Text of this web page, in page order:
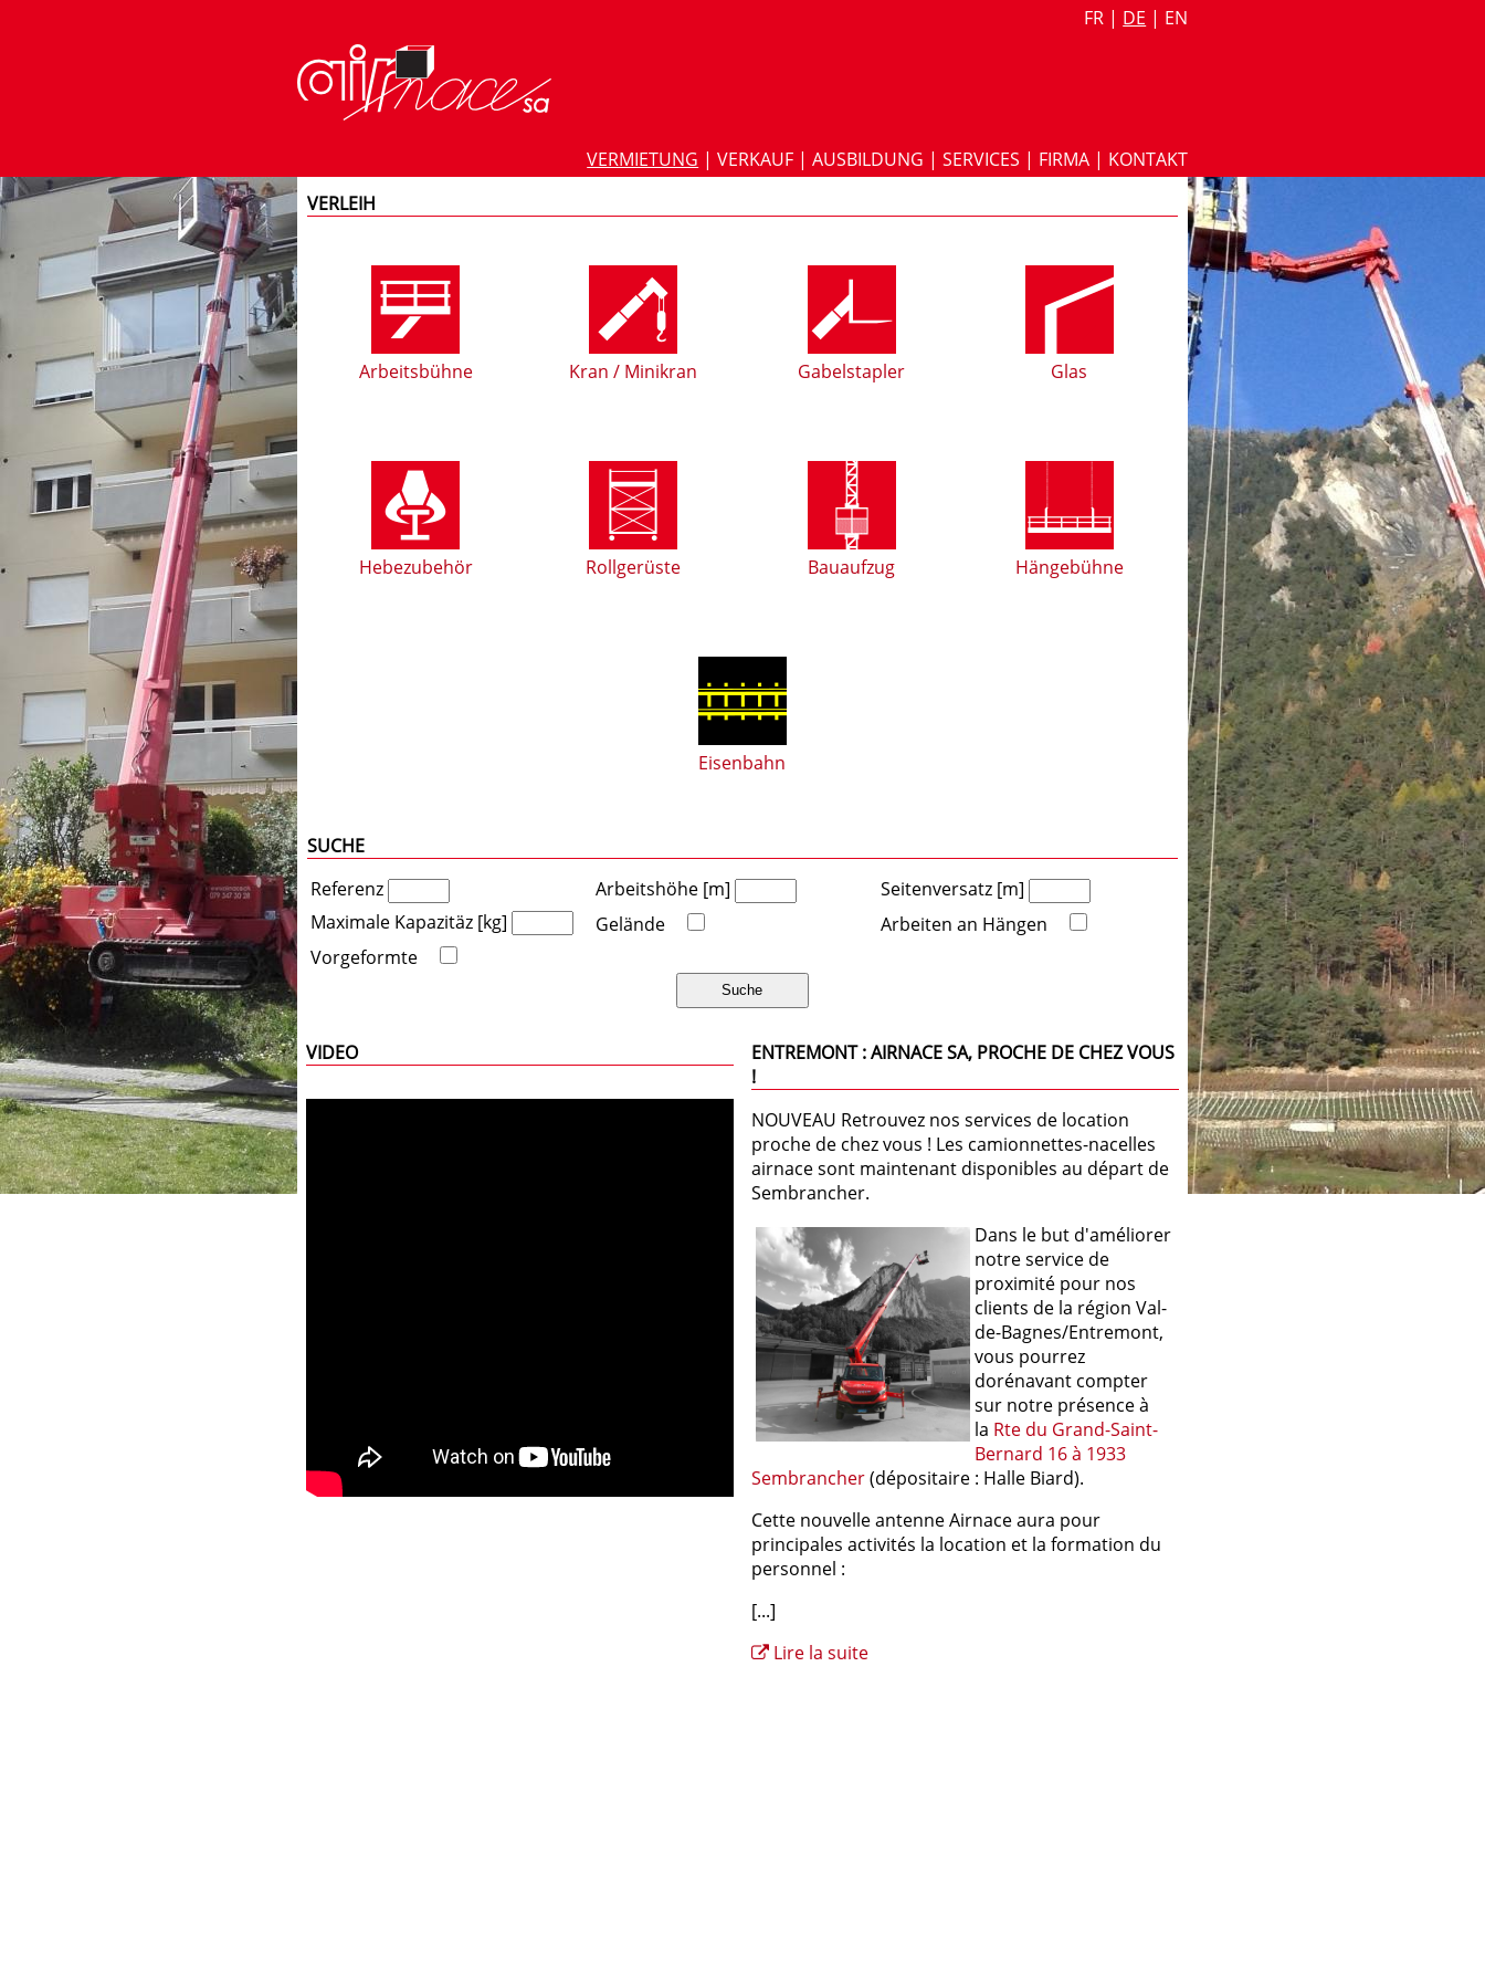
FR | DE | EN
VERMIETUNG |VERKAUF |AUSBILDUNG |SERVICES | FIRMA | KONTAKT
VERLEIH
Arbeitsbühne Kran / Minikran Gabelstapler Glas
Hebezubehör Rollgerüste Bauaufzug Hängebühne
Eisenbahn
SUCHE
Referenz
Arbeitshöhe [m]
Seitenversatz [m]
Maximale Kapazitäz [kg]
Gelände
Arbeiten an Hängen
Vorgeformte
VIDEO
ENTREMONT : AIRNACE SA, PROCHE DE CHEZ VOUS
!
NOUVEAU Retrouvez nos services de location
proche de chez vous ! Les camionnettes-nacelles
airnace sont maintenant disponibles au départ de
Sembrancher.
Dans le but d'améliorer
notre service de
proximité pour nos
clients de la région Val-
de-Bagnes/Entremont,
vous pourrez
dorénavant compter
sur notre présence à
la Rte du Grand-Saint-
Bernard 16 à 1933
Sembrancher(dépositaire : Halle Biard).
Cette nouvelle antenne Airnace aura pour
principales activités la location et la formation du
personnel :
[...]
Lire la suite